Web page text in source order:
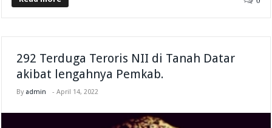
292 Terduga Teroris NII di Tanah Datar
akibat lengahnya Pemkab.
By admin -April 14, 2022